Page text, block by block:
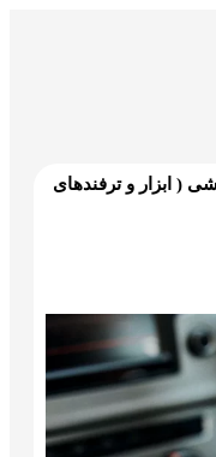
( ابزار و ترفندهای